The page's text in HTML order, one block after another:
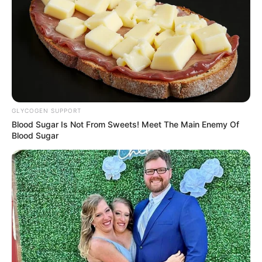
ΟΝΟΜΑ ΣΑΣ ΓΙΑ ΝΑ ΜΠΟΡΩ ΝΑ ΞΕΡΩ ΠΟΙΟΙ ΜΕ
ΒΟΗΘΑΤΕ
ΥΠΟΣΤΗΡΙΞΤΕ ΤΟΝ ΑΓΩΝΑ ΜΑΣ
Επισκεφτείτετο κανάλι μου στο youtubeαν
ψάχνετε πραγματικά να βρείτε την αλήθεια… Η
Ενημέρωση που δεν θα ακούσετε ποτέ από τα
κυρίαρχα ΜΜΕ… Υποστηρίξτε αυτόν τον αγώνα με
την εγγραφή, τα κόσμια σχόλια και τα λάικ σας…
GLYCOGEN SUPPORT
Blood Sugar Is Not From Sweets! Meet The Main Enemy Of
Blood Sugar